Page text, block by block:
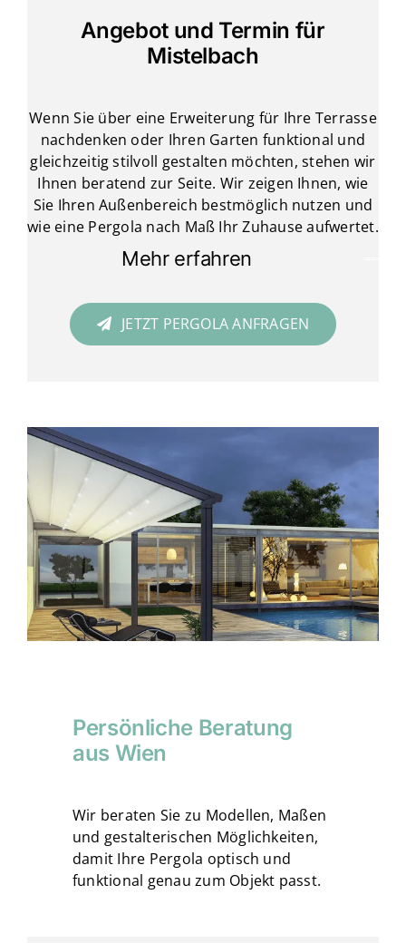
Angebot und Termin für
Mistelbach
Wenn Sie über eine Erweiterung für Ihre Terrasse
nachdenken oder Ihren Garten funktional und
gleichzeitig stilvoll gestalten möchten, stehen wir
Ihnen beratend zur Seite. Wir zeigen Ihnen, wie
Sie Ihren Außenbereich bestmöglich nutzen und
wie eine Pergola nach Maß Ihr Zuhause aufwertet.
Mehr erfahren
JETZT PERGOLA ANFRAGEN
Persönliche Beratung
aus Wien
Wir beraten Sie zu Modellen, Maßen
und gestalterischen Möglichkeiten,
damit Ihre Pergola optisch und
funktional genau zum Objekt passt.